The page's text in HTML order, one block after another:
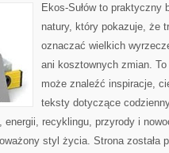
Ekos-Sułów to praktyczny
natury, który pokazuje, że
oznaczać wielkich
ani kosztownych zmian.
może znaleźć inspiracje,
teksty dotyczące
energii, recyklingu, przyrody i
styl życia. Strona została